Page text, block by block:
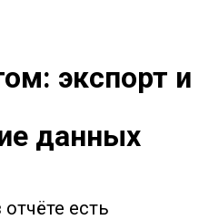
экспорт и
данных
есть